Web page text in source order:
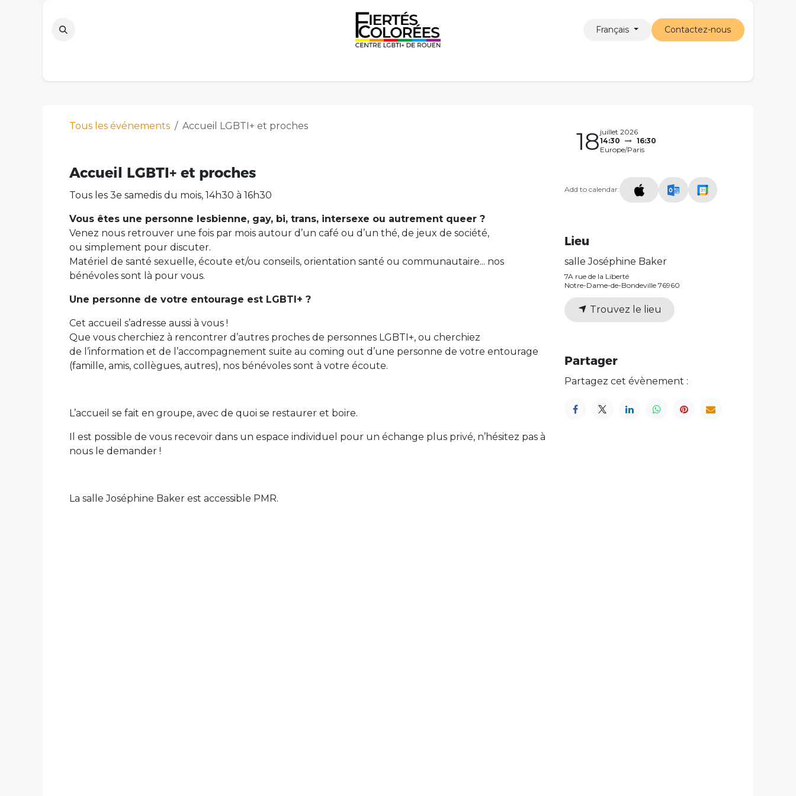
Français Contactez-nous
Tous les événements Accueil LGBTI+ et proches
Accueil LGBTI+ et proches
Tous les 3e samedis du mois, 14h30 à 16h30
Vous êtes une personne lesbienne, gay, bi, trans, intersexe ou autrement queer ?
Venez nous retrouver une fois par mois autour d’un café ou d’un thé, de jeux de société,
ou simplement pour discuter.
Matériel de santé sexuelle, écoute et/ou conseils, orientation santé ou communautaire... nos
bénévoles sont là pour vous.
Une personne de votre entourage est LGBTI+ ?
Cet accueil s’adresse aussi à vous !
Que vous cherchiez à rencontrer d’autres proches de personnes LGBTI+, ou cherchiez
de l’information et de l’accompagnement suite au coming out d’une personne de votre entourage
(famille, amis, collègues, autres), nos bénévoles sont à votre écoute.
L’accueil se fait en groupe, avec de quoi se restaurer et boire.
Il est possible de vous recevoir dans un espace individuel pour un échange plus privé, n’hésitez pas à
nous le demander !
La salle Joséphine Baker est accessible PMR.
18juillet 2026
14:30
16:30
Europe/Paris
Add to calendar:
Lieu
salle Joséphine Baker
7A rue de la Liberté
Notre-Dame-de-Bondeville 76960
Trouvez le lieu
Partager
Partagez cet évènement :